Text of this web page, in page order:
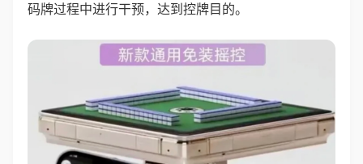
码牌过程中进行干预，达到控牌目的。